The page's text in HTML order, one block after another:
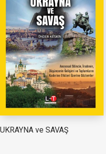
UKRAYNA ve SAVAŞ